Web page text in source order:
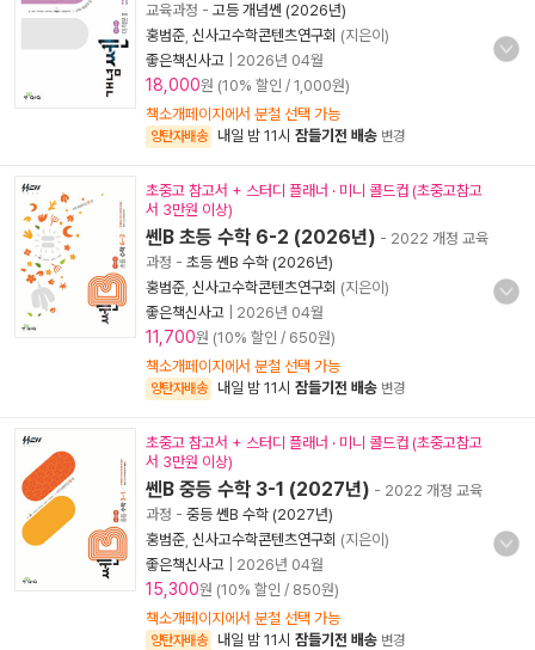
교육과정 - 고등 개념쎈 (2026년)
홍범준 신사고수학콘텐츠연구회 (지은이)
좋은책신사고
2026년 04월
18,000원 (10% 할인 / 1,000원)
책소개페이지에서 분철 선택 가능
양탄자배송 내일 밤 11시 잠들기전 배송 변경
초중고 참고서 + 스터디 플래너 · 미니 콜드컵 (초중고참고
서 3만원 이상)
쎈B 초등 수학 6-2 (2026년) - 2022 개정 교육
과정 - 초등 쎈B 수학 (2026년)
홍범준 신사고수학콘텐츠연구회 (지은이)
좋은책신사고
2026년 04월
11,700원 (10% 할인 / 650원)
책소개페이지에서 분철 선택 가능
양탄자배송 내일 밤 11시 잠들기전 배송 변경
초중고 참고서 + 스터디 플래너 · 미니 콜드컵 (초중고참고
서 3만원 이상)
쎈B 중등 수학 3-1 (2027년) - 2022 개정 교육
과정 - 중등 쎈B 수학 (2027년)
홍범준 신사고수학콘텐츠연구회 (지은이)
좋은책신사고
2026년 04월
15,300원 (10% 할인 / 850원)
책소개페이지에서 분철 선택 가능
양탄자배송 내일 밤 11시 잠들기전 배송 변경